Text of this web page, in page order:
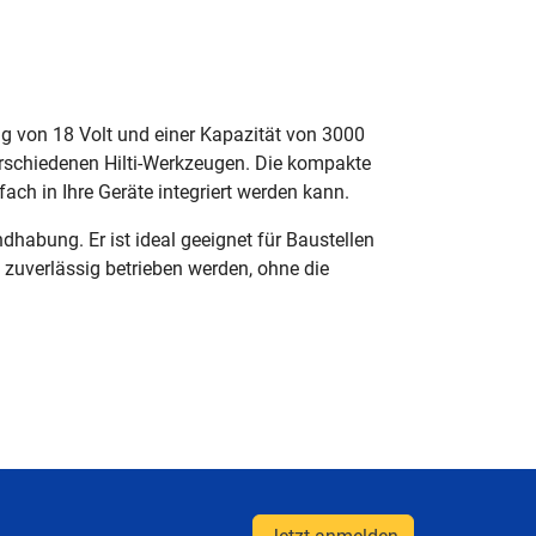
von 18 Volt und einer Kapazität von 3000
Hilti-Werkzeugen. Die kompakte
in Ihre Geräte integriert werden kann.
Er ist ideal geeignet für Baustellen
betrieben werden, ohne die